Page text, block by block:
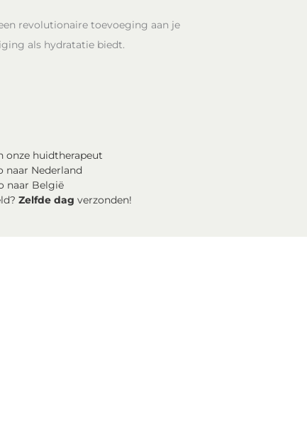
revolutionaire toevoeging aan je
als hydratatie biedt.
onze huidtherapeut
naar Nederland
naar België
Zelfde dag verzonden!